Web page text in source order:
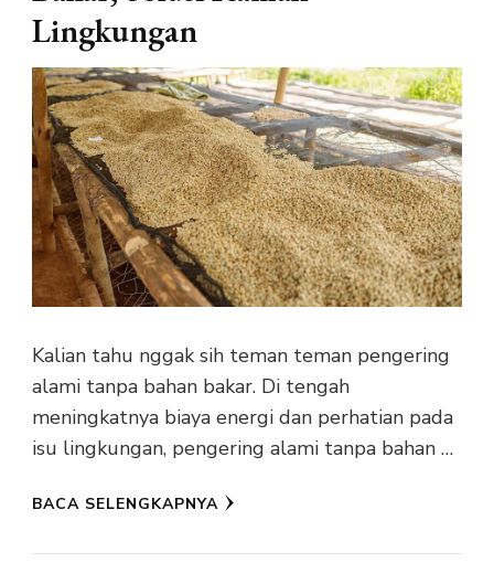
Lingkungan
Kalian tahu nggak sih teman teman pengering
alami tanpa bahan bakar. Di tengah
meningkatnya biaya energi dan perhatian pada
isu lingkungan, pengering alami tanpa bahan …
BACA SELENGKAPNYA